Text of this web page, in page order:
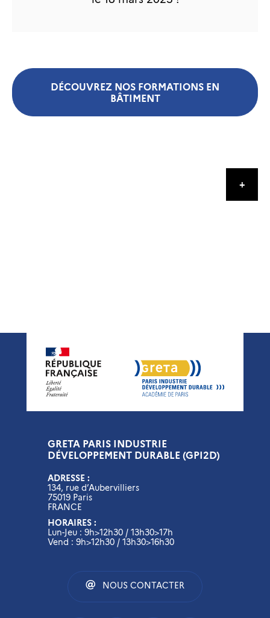
DÉCOUVREZ NOS FORMATIONS EN
BÂTIMENT
GRETA PARIS INDUSTRIE
DÉVELOPPEMENT DURABLE (GPI2D)
ADRESSE :
134, rue d’Aubervilliers
75019 Paris
FRANCE
HORAIRES :
Lun-Jeu : 9h>12h30 / 13h30>17h
Vend : 9h>12h30 / 13h30>16h30
NOUS CONTACTER